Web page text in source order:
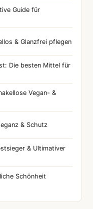
Guide für
& Glanzfrei pflegen
Die besten Mittel für
Vegan- &
& Schutz
& Ultimativer
Schönheit